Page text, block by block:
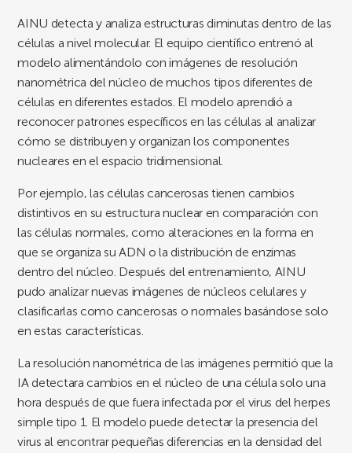
AINU detecta y analiza estructuras diminutas dentro de las
células a nivel molecular. El equipo científico entrenó al
modelo alimentándolo con imágenes de resolución
nanométrica del núcleo de muchos tipos diferentes de
células en diferentes estados. El modelo aprendió a
reconocer patrones específicos en las células al analizar
cómo se distribuyen y organizan los componentes
nucleares en el espacio tridimensional.
Por ejemplo, las células cancerosas tienen cambios
distintivos en su estructura nuclear en comparación con
las células normales, como alteraciones en la forma en
que se organiza su ADN o la distribución de enzimas
dentro del núcleo. Después del entrenamiento, AINU
pudo analizar nuevas imágenes de núcleos celulares y
clasificarlas como cancerosas o normales basándose solo
en estas características.
La resolución nanométrica de las imágenes permitió que la
IA detectara cambios en el núcleo de una célula solo una
hora después de que fuera infectada por el virus del herpes
simple tipo 1. El modelo puede detectar la presencia del
virus al encontrar pequeñas diferencias en la densidad del